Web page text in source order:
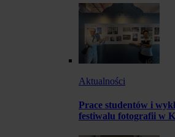
Aktualności
Prace studentów i
festiwalu fotografii w